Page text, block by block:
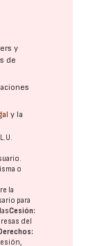
y
de
y la
o
la
para
Cesión:
del